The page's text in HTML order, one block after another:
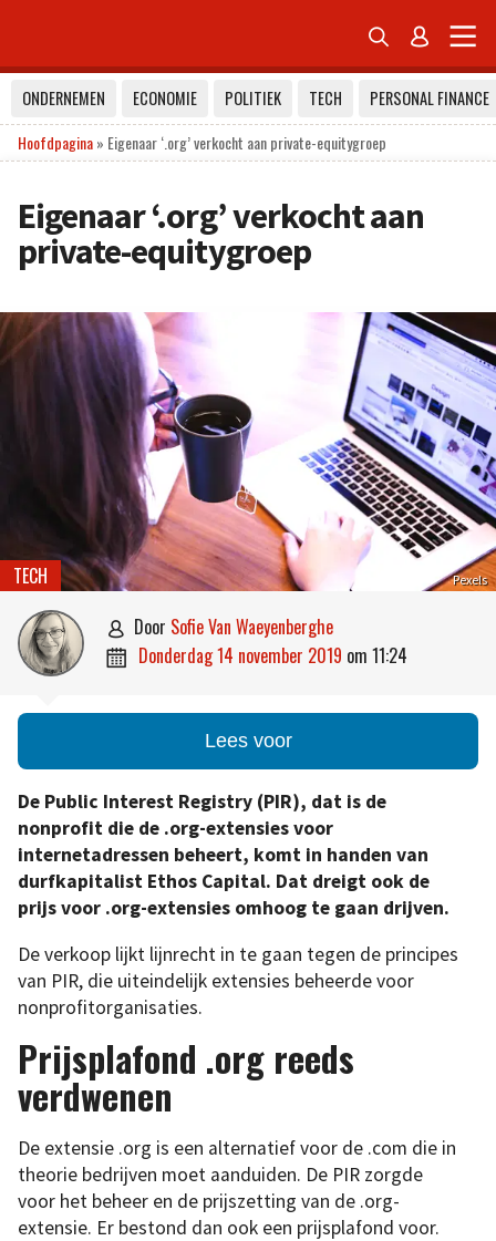
 
ONDERNEMEN ECONOMIE POLITIEK TECH
PERSONAL FINANCE
Hoofdpagina» Eigenaar ‘.org’ verkocht aan private-equitygroep
Eigenaar ‘.org’ verkocht aan
private-equitygroep
Pexels
TECH
 door Sofie Van Waeyenberghe
 donderdag 14 november 2019 om 11:24
Lees voor
De Public Interest Registry (PIR), dat is de
nonprofit die de .org-extensies voor
internetadressen beheert, komt in handen van
durfkapitalist Ethos Capital. Dat dreigt ook de
prijs voor .org-extensies omhoog te gaan drijven.
De verkoop lijkt lijnrecht in te gaan tegen de principes
van PIR, die uiteindelijk extensies beheerde voor
nonprofitorganisaties.
Prijsplafond .org reeds
verdwenen
De extensie .org is een alternatief voor de .com die in
theorie bedrijven moet aanduiden. De PIR zorgde
voor het beheer en de prijszetting van de .org-
extensie. Er bestond dan ook een prijsplafond voor.